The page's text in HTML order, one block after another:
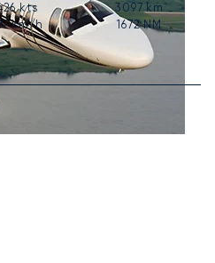
kts
km/h
3097km
1672NM